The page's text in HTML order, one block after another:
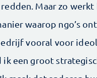
redden. Maar zo
waarop ngo’s
vooral voor
een groot